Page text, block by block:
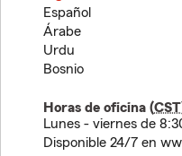
Español
Árabe
Urdu
Bosnio
Horas de oficina (CST
Lunes - viernes de
Disponible 24/7 en